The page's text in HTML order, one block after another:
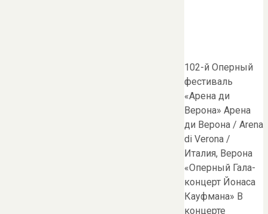
102-й Оперный
фестиваль
«Арена ди
Верона» Арена
ди Верона / Arena
di Verona /
Италия, Верона
«Оперный Гала-
концерт Йонаса
Кауфмана» В
концерте